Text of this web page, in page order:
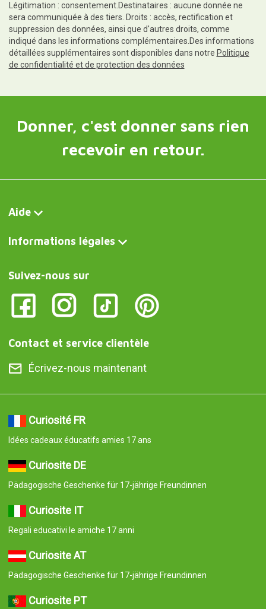
Légitimation : consentement.Destinataires : aucune donnée ne
sera communiquée à des tiers. Droits : accès, rectification et
suppression des données, ainsi que d'autres droits, comme
indiqué dans les informations complémentaires.Des informations
détaillées supplémentaires sont disponibles dans notre Politique
de confidentialité et de protection des données
Donner, c'est donner sans rien
recevoir en retour.
Aide
Informations légales
Suivez-nous sur
Contact et service clientèle
Écrivez-nous maintenant
Curiosité FR
Idées cadeaux éducatifs amies 17 ans
Curiosite DE
Pädagogische Geschenke für 17-jährige Freundinnen
Curiosite IT
Regali educativi le amiche 17 anni
Curiosite AT
Pädagogische Geschenke für 17-jährige Freundinnen
Curiosite PT